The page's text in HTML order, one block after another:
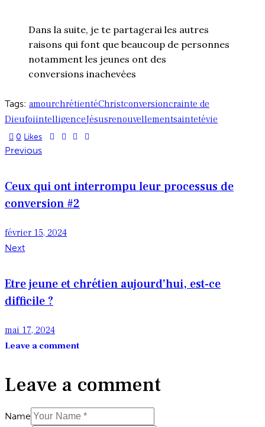
Dans la suite, je te partagerai les autres
raisons qui font que beaucoup de personnes
notamment les jeunes ont des
conversions inachevées
Tags: amourchrétientéChristconversioncrainte de
DieufoiintelligenceJésusrenouvellementsaintetévie
0 Likes
Previous
Ceux qui ont interrompu leur processus de
conversion #2
février 15, 2024
Next
Etre jeune et chrétien aujourd’hui, est-ce
difficile ?
mai 17, 2024
Leave a comment
Leave a comment
Name